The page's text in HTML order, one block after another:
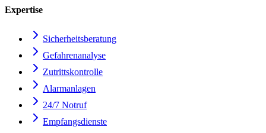
Expertise
Sicherheitsberatung
Gefahrenanalyse
Zutrittskontrolle
Alarmanlagen
24/7 Notruf
Empfangsdienste